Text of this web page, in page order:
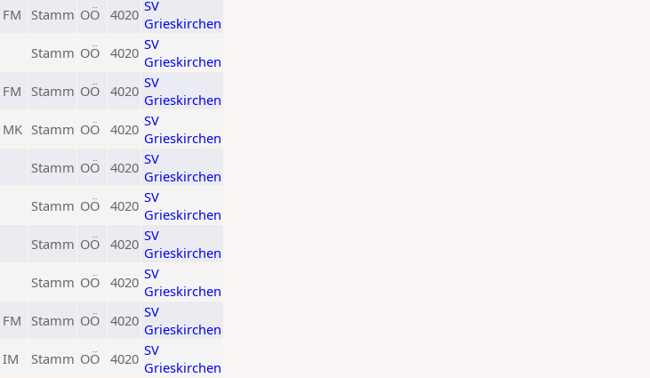
FM Stamm OÖ 4020 SV
Grieskirchen
Stamm OÖ 4020 SV
Grieskirchen
FM Stamm OÖ 4020 SV
Grieskirchen
MK Stamm OÖ 4020 SV
Grieskirchen
Stamm OÖ 4020 SV
Grieskirchen
Stamm OÖ 4020 SV
Grieskirchen
Stamm OÖ 4020 SV
Grieskirchen
Stamm OÖ 4020 SV
Grieskirchen
FM Stamm OÖ 4020 SV
Grieskirchen
IM Stamm OÖ 4020 SV
Grieskirchen